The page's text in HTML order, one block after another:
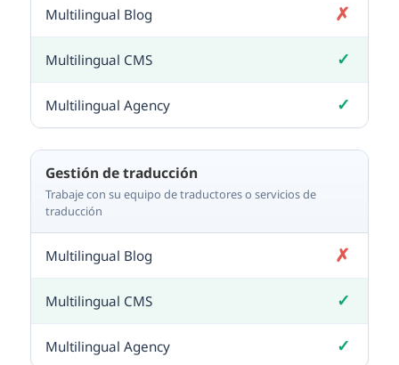
✗
No incluido
✓
Incluido
✓
Incluido
Gestión de traducción
Trabaje con su equipo de traductores o servicios de
traducción
✗
No incluido
✓
Incluido
✓
Incluido